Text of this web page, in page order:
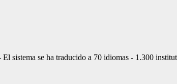
sistema se ha traducido a 70 idiomas - 1.300